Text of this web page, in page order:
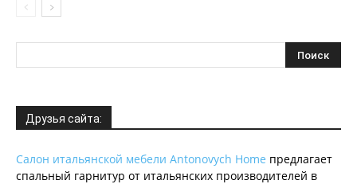
Друзья сайта:
Салон итальянской мебели Antonovych Home предлагает
спальный гарнитур от итальянских производителей в